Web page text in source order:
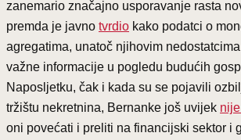
zanemario značajno usporavanje rasta
premda je javno tvrdio kako podatci o
agregatima, unatoč njihovim
važne informacije u pogledu budućih
Naposljetku, čak i kada su se pojavili
tržištu nekretnina, Bernanke još uvijek
oni povećati i preliti na financijski sektor i